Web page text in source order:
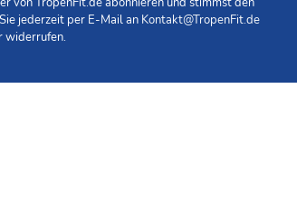
jederzeit per E-Mail an Kontakt@TropenFit.de
widerrufen.